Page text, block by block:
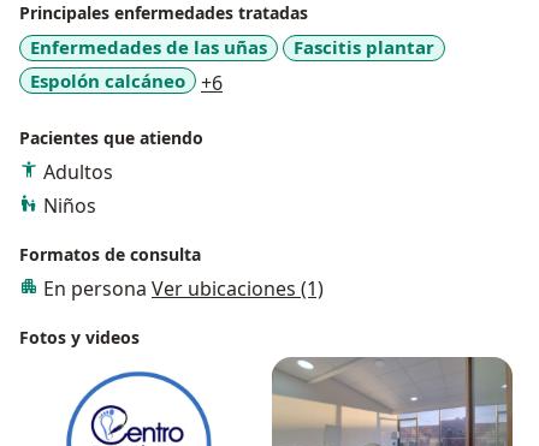
Principales enfermedades tratadas
Enfermedades de las uñas
Fascitis plantar
Espolón calcáneo
+6a11y_sr_more_diseases
Pacientes que atiendo
Adultos
Niños
Formatos de consulta
En persona Ver ubicaciones (1)
Fotos y videos